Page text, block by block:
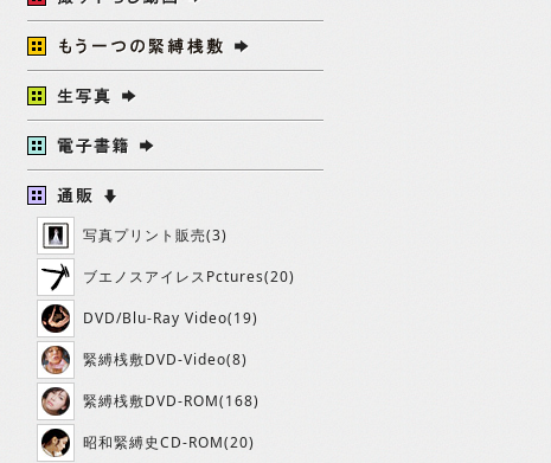
写真プリント販売(3)
ブエノスアイレスPctures(20)
DVD/Blu-Ray Video(19)
緊縛桟敷DVD-Video(8)
緊縛桟敷DVD-ROM(168)
昭和緊縛史CD-ROM(20)